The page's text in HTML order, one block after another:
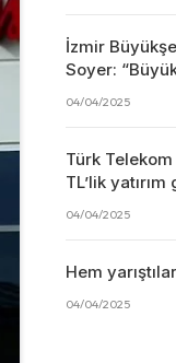
İzmir
Soyer:
04/04/2025
Türk Telekom
TL’lik
04/04/2025
Hem
04/04/2025